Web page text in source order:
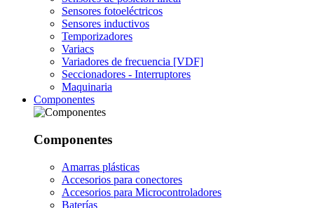
Sensores fotoeléctricos
Sensores inductivos
Temporizadores
Variacs
Variadores de frecuencia [VDF]
Seccionadores - Interruptores
Maquinaria
Componentes
Componentes
Amarras plásticas
Accesorios para conectores
Accesorios para Microcontroladores
Baterías